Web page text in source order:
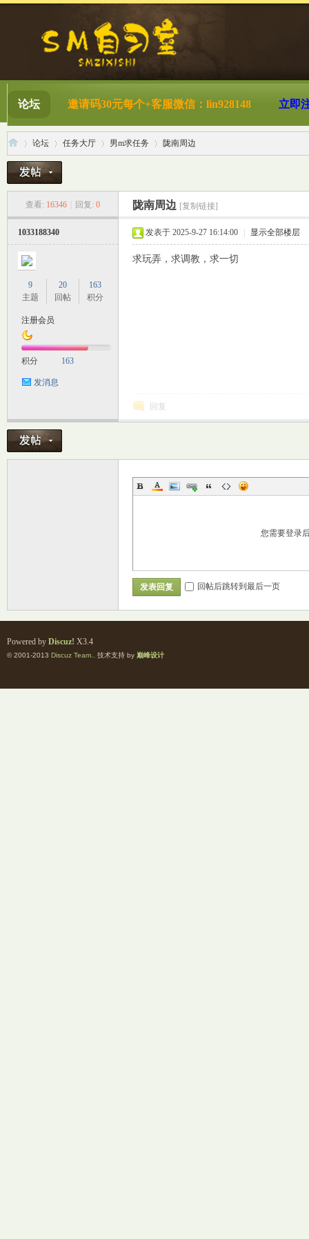
论坛 邀请码30元每个+客服微信：lin928148 立即
论坛
›
任务大厅
›
男m求任务
›
陇南周边
查看: 16346 回复: 0 陇南周边 [复制链接]
1033188340
9
主题
20
回帖
163
积分
注册会员
积分 163
发消息
发表于 2025-9-27 16:14:00 显示全部楼层
求玩弄，求调教，求一切
回复
您需要登录
发表回复 回帖后跳转到最后一页
Powered by Discuz! X3.4
© 2001-2013 Discuz Team. . 技术支持 by 巅峰设计